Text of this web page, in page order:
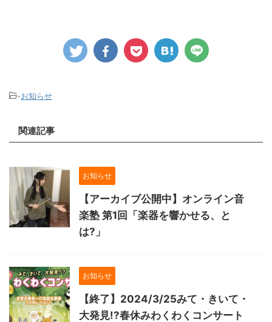
-お知らせ
関連記事
お知らせ
【アーカイブ公開中】オンライン音
楽塾 第1回「楽器を響かせる、と
は?」
お知らせ
【終了】2024/3/25みて・きいて・
大発見!?春休みわくわくコンサート